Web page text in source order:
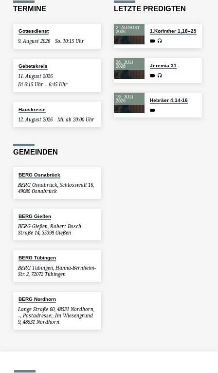
TERMINE
Gottesdienst
9. August 2026 So. 10:15 Uhr
Gebetskreis
11. August 2026
Di 6:15 Uhr – 6:45 Uhr
Hauskreise
12. August 2026 Mi. ab 20:00 Uhr
LETZTE PREDIGTEN
2. AUGUST
2026
1.Korinther 1,18–29
26. JULI
2026
Jeremia 31
19. JULI
2026
Hebräer 4,14-16
GEMEINDEN
BERG Osnabrück
BERG Osnabrück, Schlosswall 16,
49080 Osnabrück
BERG Gießen
BERG Gießen, Robert-Bosch-
Straße 14, 35398 Gießen
BERG Tübingen
BERG Tübingen, Hanna-Bernheim-
Str. 2, 72072 Tübingen
BERG Nordhorn
Lange Straße 60, 48531 Nordhorn,
–, Postadresse:, Im Wiesengrund
9, 48531 Nordhorn